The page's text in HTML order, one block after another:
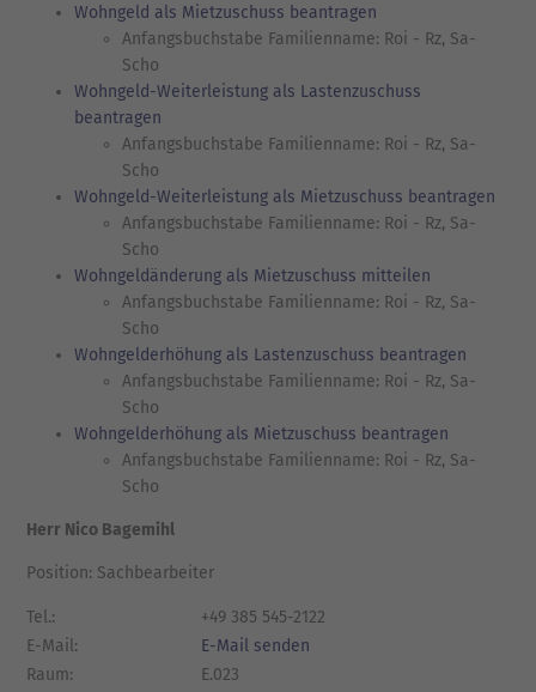
Wohngeld als Mietzuschuss beantragen
Anfangsbuchstabe Familienname: Roi - Rz, Sa-
Scho
Wohngeld-Weiterleistung als Lastenzuschuss
beantragen
Anfangsbuchstabe Familienname: Roi - Rz, Sa-
Scho
Wohngeld-Weiterleistung als Mietzuschuss beantragen
Anfangsbuchstabe Familienname: Roi - Rz, Sa-
Scho
Wohngeldänderung als Mietzuschuss mitteilen
Anfangsbuchstabe Familienname: Roi - Rz, Sa-
Scho
Wohngelderhöhung als Lastenzuschuss beantragen
Anfangsbuchstabe Familienname: Roi - Rz, Sa-
Scho
Wohngelderhöhung als Mietzuschuss beantragen
Anfangsbuchstabe Familienname: Roi - Rz, Sa-
Scho
Herr Nico Bagemihl
Position: Sachbearbeiter
Tel.:
+49 385 545-2122
E-Mail:
E-Mail senden
Raum:
E.023